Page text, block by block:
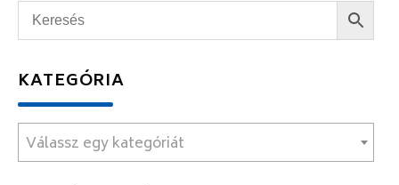
KATEGÓRIA
Válassz egy kategóriát